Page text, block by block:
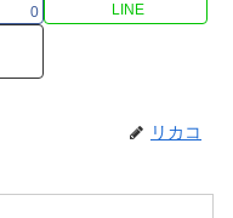
0 LINE
リカコ